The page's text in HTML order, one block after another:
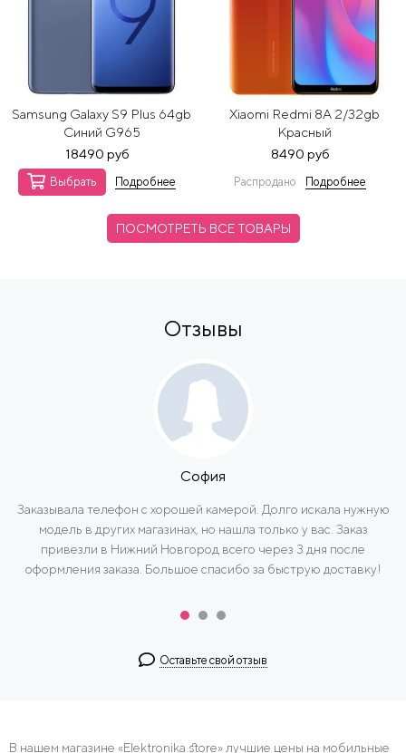
Samsung Galaxy S9 Plus 64gb
Синий G965
18490 руб
Выбрать Подробнее
Xiaomi Redmi 8A 2/32gb
Красный
8490 руб
Распродано Подробнее
ПОСМОТРЕТЬ ВСЕ ТОВАРЫ
Отзывы
Иван
Заказывали кофемашину на кухню. Магазин оперативно
перезвонил, курьер приехали в тот же день и доставил заказ. В
общем, мы остались довольны, спасибо!
Оставьте свой отзыв
В нашем магазине «Elektronika.store» лучшие цены на мобильные